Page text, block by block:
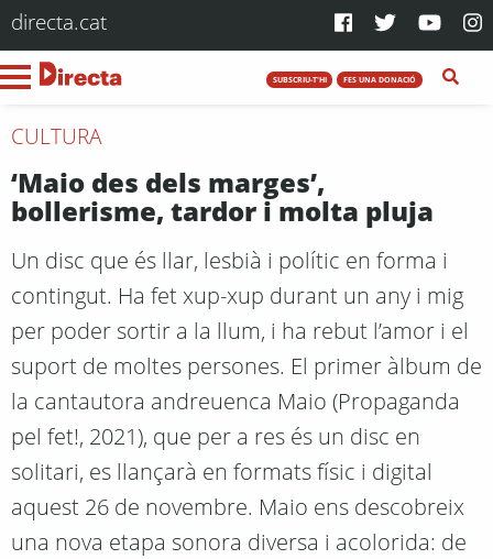
directa.cat
SUBSCRIU-T'HI FES UNA DONACIÓ
CULTURA
‘Maio des dels marges’,
bollerisme, tardor i molta pluja
Un disc que és llar, lesbià i polític en forma i
contingut. Ha fet xup-xup durant un any i mig
per poder sortir a la llum, i ha rebut l’amor i el
suport de moltes persones. El primer àlbum de
la cantautora andreuenca Maio (Propaganda
pel fet!, 2021), que per a res és un disc en
solitari, es llançarà en formats físic i digital
aquest 26 de novembre. Maio ens descobreix
una nova etapa sonora diversa i acolorida: de